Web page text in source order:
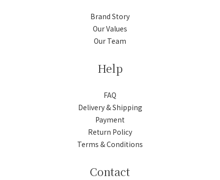
Brand Story
Our Values
Our Team
Help
FAQ
Delivery & Shipping
Payment
Return Policy
Terms & Conditions
Contact